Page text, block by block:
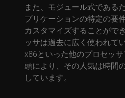
また、モジュール式である
プリケーションの特定の要
カスタマイズすることがで
ッサは過去に広く使われて
x86といった他のプロセッ
頭により、その人気は時間
しています。